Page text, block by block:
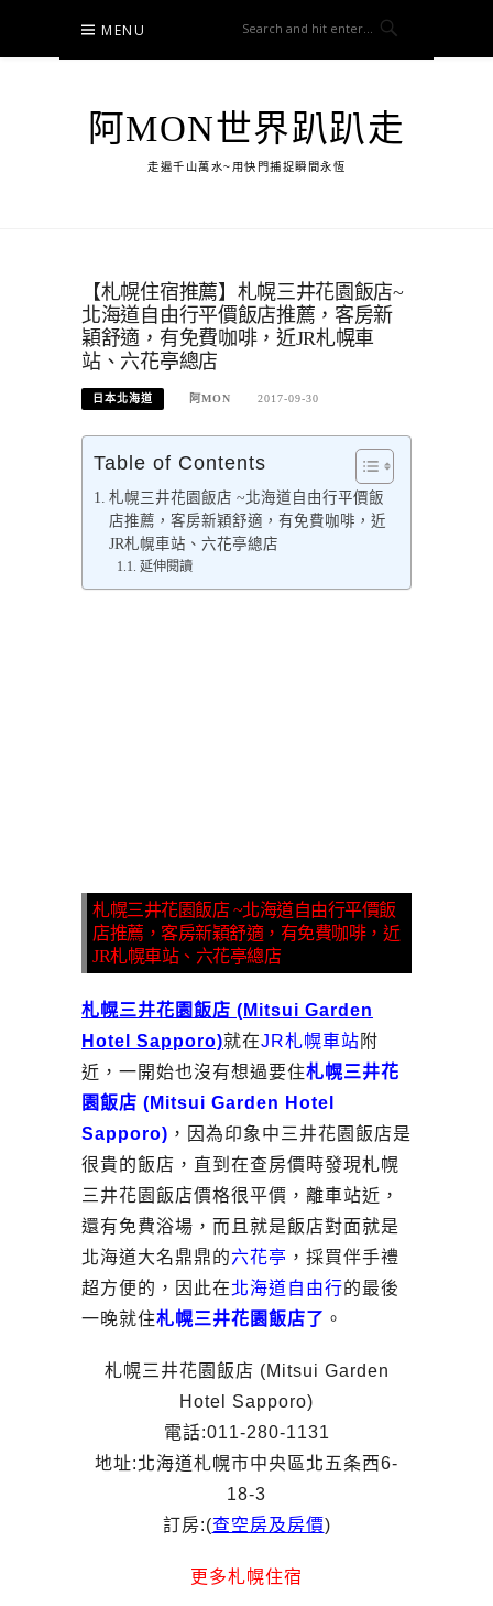
content
MENU
阿MON世界趴趴走
走遍千山萬水~用快門捕捉瞬間永恆
【札幌住宿推薦】札幌三井花園飯店~
北海道自由行平價飯店推薦，客房新
穎舒適，有免費咖啡，近JR札幌車
站、六花亭總店
日本北海道 阿MON 2017-09-30
Table of Contents
札幌三井花園飯店 ~北海道自由行平價飯
店推薦，客房新穎舒適，有免費咖啡，近
JR札幌車站、六花亭總店
延伸閱讀
札幌三井花園飯店 ~北海道自由行平價飯
店推薦，客房新穎舒適，有免費咖啡，近
JR札幌車站、六花亭總店
札幌三井花園飯店 (Mitsui Garden
Hotel Sapporo)就在JR札幌車站 附
近，一開始也沒有想過要住札幌三井花
園飯店 (Mitsui Garden Hotel
Sapporo) ，因為印象中三井花園飯店是
很貴的飯店，直到在查房價時發現札幌
三井花園飯店價格很平價，離車站近，
還有免費浴場，而且就是飯店對面就是
北海道大名鼎鼎的六花亭 ，採買伴手禮
超方便的，因此在北海道自由行的最後
一晚就住札幌三井花園飯店了 。
札幌三井花園飯店 (Mitsui Garden
Hotel Sapporo)
電話:011-280-1131
地址:北海道札幌市中央區北五条西6-
18-3
訂房:(查空房及房價)
更多札幌住宿